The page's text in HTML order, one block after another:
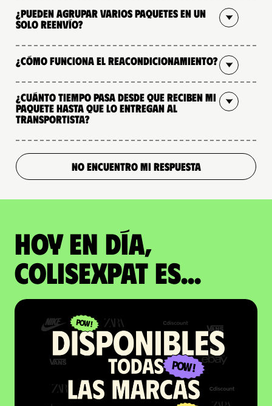
¿Pueden agrupar varios paquetes en un
solo reenvío?
¿Cómo funciona el reacondicionamiento?
¿Cuánto tiempo pasa desde que reciben mi
paquete hasta que lo entregan al
transportista?
NO ENCUENTRO MI RESPUESTA
Hoy en día,
ColisExpat es...